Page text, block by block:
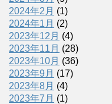
2024年2月 (1)
2024年1月 (2)
2023年12月 (4)
2023年11月 (28)
2023年10月 (36)
2023年9月 (17)
2023年8月 (4)
2023年7月 (1)